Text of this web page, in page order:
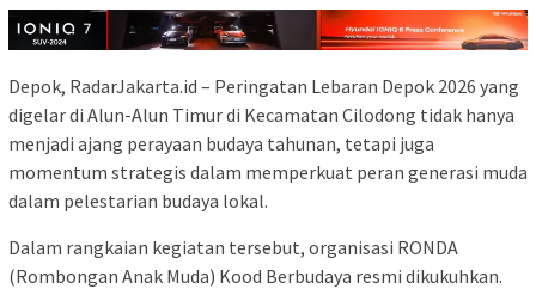
Depok, RadarJakarta.id – Peringatan Lebaran Depok 2026 yang
digelar di Alun-Alun Timur di Kecamatan Cilodong tidak hanya
menjadi ajang perayaan budaya tahunan, tetapi juga
momentum strategis dalam memperkuat peran generasi muda
dalam pelestarian budaya lokal.
Dalam rangkaian kegiatan tersebut, organisasi RONDA
(Rombongan Anak Muda) Kood Berbudaya resmi dikukuhkan.